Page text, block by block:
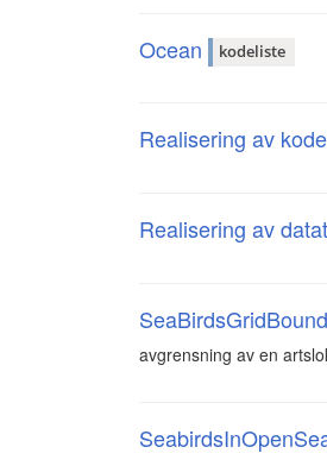
Ocean kodeliste
Realisering av
Realisering av
avgrensning av en